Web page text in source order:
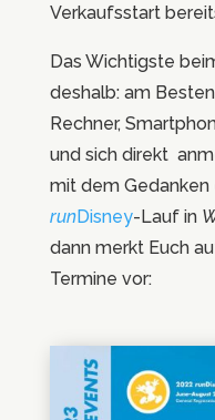
Verkaufsstart
Das Wichtigste
deshalb: am
Rechner,
und sich direkt
mit dem Gedanken
runDisney-Lauf in
dann merkt Euch
Termine vor: